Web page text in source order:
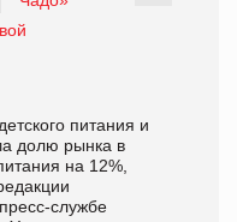
питания и
долю рынка в
на 12%,
службе